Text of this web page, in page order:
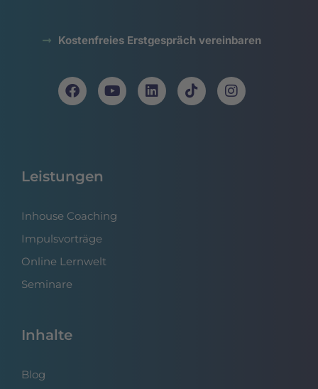
Kostenfreies Erstgespräch vereinbaren
Leistungen
Inhouse Coaching
Impulsvorträge
Online Lernwelt
Seminare
Inhalte
Blog